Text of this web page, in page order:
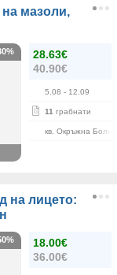
мазоли,
28.63€
40.90€
5.08 - 12.09
11 грабнати
кв. Окръжна
на лицето:
18.00€
36.00€